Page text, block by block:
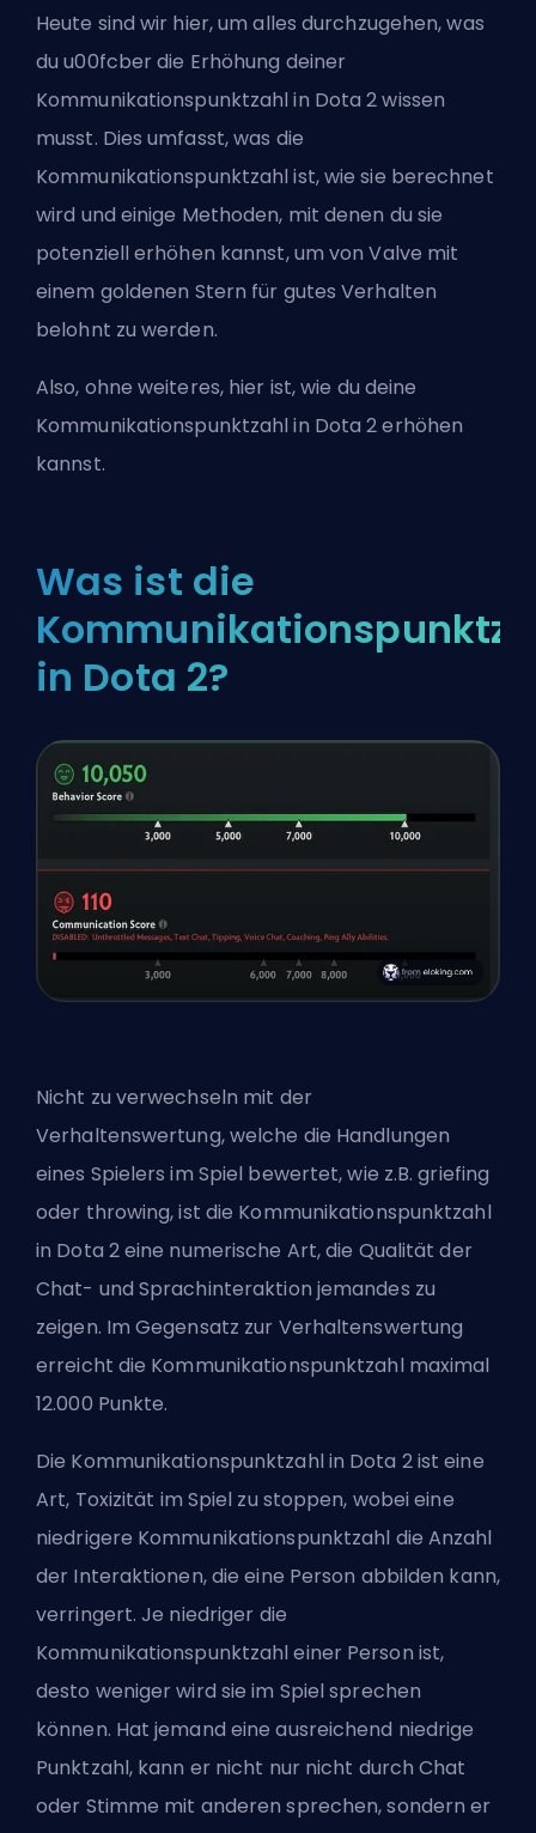
Heute sind wir hier, um alles durchzugehen, was
du u00fcber die Erhöhung deiner
Kommunikationspunktzahl in Dota 2 wissen
musst. Dies umfasst, was die
Kommunikationspunktzahl ist, wie sie berechnet
wird und einige Methoden, mit denen du sie
potenziell erhöhen kannst, um von Valve mit
einem goldenen Stern für gutes Verhalten
belohnt zu werden.
Also, ohne weiteres, hier ist, wie du deine
Kommunikationspunktzahl in Dota 2 erhöhen
kannst.
Was ist die
in Dota 2?
Nicht zu verwechseln mit der
Verhaltenswertung, welche die Handlungen
eines Spielers im Spiel bewertet, wie z.B. griefing
oder throwing, ist die Kommunikationspunktzahl
in Dota 2 eine numerische Art, die Qualität der
Chat- und Sprachinteraktion jemandes zu
zeigen. Im Gegensatz zur Verhaltenswertung
erreicht die Kommunikationspunktzahl maximal
12.000 Punkte.
Die Kommunikationspunktzahl in Dota 2 ist eine
Art, Toxizität im Spiel zu stoppen, wobei eine
niedrigere Kommunikationspunktzahl die Anzahl
der Interaktionen, die eine Person abbilden kann,
verringert. Je niedriger die
Kommunikationspunktzahl einer Person ist,
desto weniger wird sie im Spiel sprechen
können. Hat jemand eine ausreichend niedrige
Punktzahl, kann er nicht nur nicht durch Chat
oder Stimme mit anderen sprechen, sondern er